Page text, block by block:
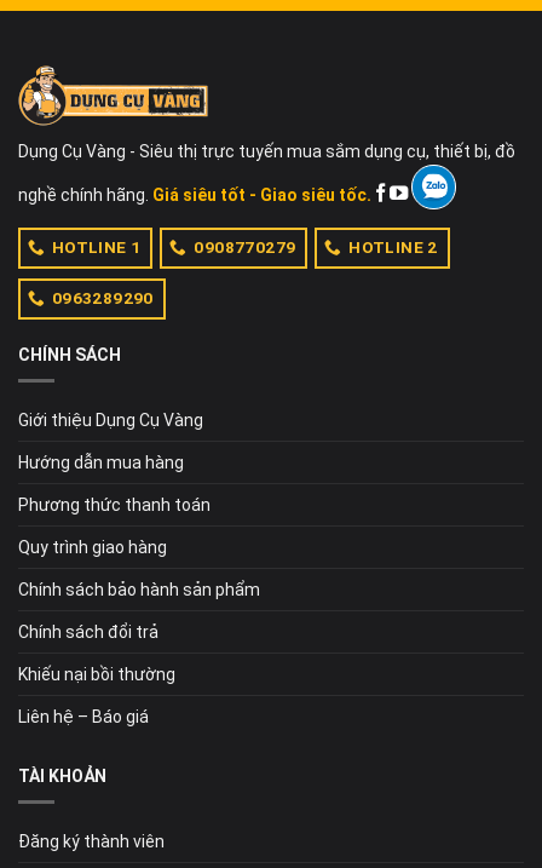
Dụng Cụ Vàng - Siêu thị trực tuyến mua sắm dụng cụ, thiết bị, đồ
nghề chính hãng. Giá siêu tốt - Giao siêu tốc.
HOTLINE 1 0908770279 HOTLINE 2
0963289290
CHÍNH SÁCH
Giới thiệu Dụng Cụ Vàng
Hướng dẫn mua hàng
Phương thức thanh toán
Quy trình giao hàng
Chính sách bảo hành sản phẩm
Chính sách đổi trả
Khiếu nại bồi thường
Liên hệ – Báo giá
TÀI KHOẢN
Đăng ký thành viên